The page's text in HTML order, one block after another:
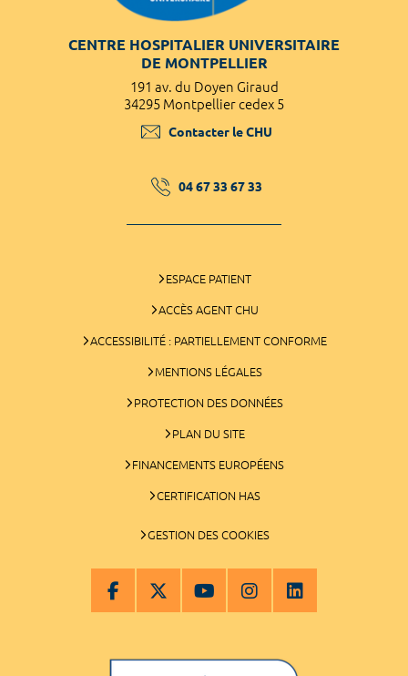
CENTRE HOSPITALIER UNIVERSITAIRE
DE MONTPELLIER
191 av. du Doyen Giraud
34295 Montpellier cedex 5
Contacter le CHU
04 67 33 67 33
ESPACE PATIENT
ACCÈS AGENT CHU
ACCESSIBILITÉ : PARTIELLEMENT CONFORME
MENTIONS LÉGALES
PROTECTION DES DONNÉES
PLAN DU SITE
FINANCEMENTS EUROPÉENS
CERTIFICATION HAS
GESTION DES COOKIES